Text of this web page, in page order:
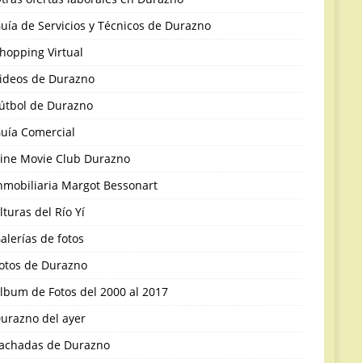
de Servicios y Técnicos de Durazno
Virtual
de Durazno
de Durazno
Comercial
Movie Club Durazno
Margot Bessonart
del Río Yí
de fotos
de Durazno
de Fotos del 2000 al 2017
del ayer
de Durazno